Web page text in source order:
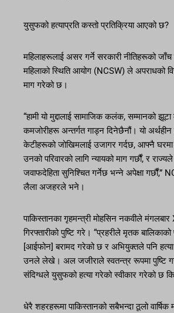
युसुफको हत्याप्रति कस्तो प्रतिक्रिया आएको छ?
महिलाहरूलाई असर गर्ने सरकारी नीतिहरूको जाँच
महिलाको स्थिति आयोग (NCSW) ले अपराधको
माग गरेको छ।
“हामी यो मुद्दालाई सामाजिक कलंक, सम्मानको
कमजोरीहरू अन्तर्गत गाड्न दिनेछैनौं। यो अर्थहीन
केटीहरूको जोखिमलाई उजागर गर्दछ, आफ्नै घरमा
उनको परिवारको लागि न्यायको माग गर्छौं, र
जवाफदेहिता सुनिश्चित गर्नेछ भन्ने अपेक्षा गर्छौं,”
लैला अजहरले भने।
पाकिस्तानका गृहमन्त्री मोहसिन नकवीले मंगलबार
गिरफ्तारीको पुष्टि गरे। “प्रहरीले मृतक
[आईफोन] बरामद गरेको छ र अभियुक्तले पनि हत्या
उनले लेखे। अल जजीराले स्वतन्त्र रूपमा पुष्टि
संदिग्धले युसुफको हत्या गरेको स्वीकार गरेको छ
धेरै शहरहरूमा पाकिस्तानको सबैभन्दा ठूलो वार्षिक